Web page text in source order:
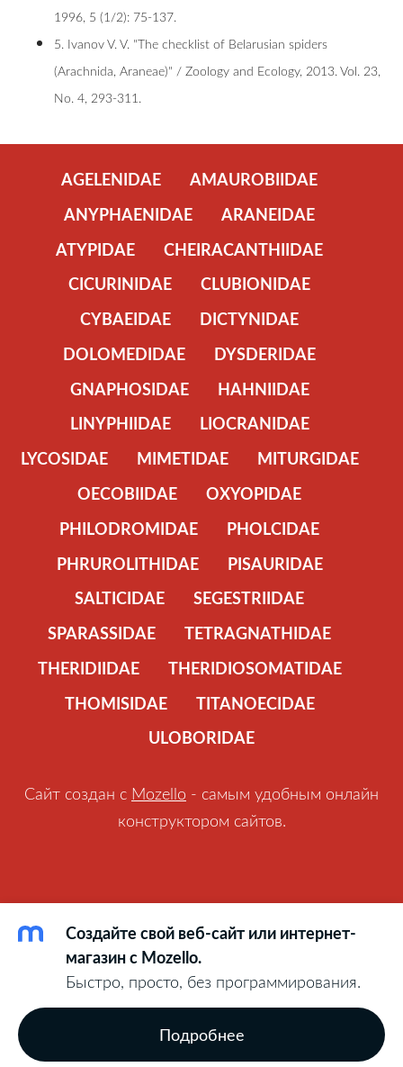
1996, 5 (1/2): 75-137.
5. Ivanov V. V. "The checklist of Belarusian spiders
(Arachnida, Araneae)" / Zoology and Ecology, 2013. Vol. 23,
No. 4, 293-311.
AGELENIDAE
AMAUROBIIDAE
ANYPHAENIDAE
ARANEIDAE
ATYPIDAE
CHEIRACANTHIIDAE
CICURINIDAE
CLUBIONIDAE
CYBAEIDAE
DICTYNIDAE
DOLOMEDIDAE
DYSDERIDAE
GNAPHOSIDAE
HAHNIIDAE
LINYPHIIDAE
LIOCRANIDAE
LYCOSIDAE
MIMETIDAE
MITURGIDAE
OECOBIIDAE
OXYOPIDAE
PHILODROMIDAE
PHOLCIDAE
PHRUROLITHIDAE
PISAURIDAE
SALTICIDAE
SEGESTRIIDAE
SPARASSIDAE
TETRAGNATHIDAE
THERIDIIDAE
THERIDIOSOMATIDAE
THOMISIDAE
TITANOECIDAE
ULOBORIDAE
Сайт создан с Mozello - самым удобным онлайн
конструктором сайтов.
Создайте свой веб-сайт или интернет-
магазин с Mozello.
Быстро, просто, без программирования.
Подробнее